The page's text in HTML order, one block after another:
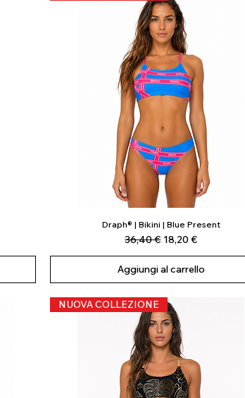
Vista rapida
Draph® | Bikini | Blue Present
Prezzo regolare
36,40 € Prezzo scontato
18,20 €
Aggiungi al carrello
NUOVA COLLEZIONE